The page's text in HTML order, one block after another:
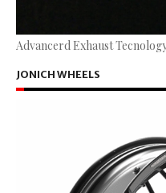
Advancerd Exhaust
JONICH WHEELS